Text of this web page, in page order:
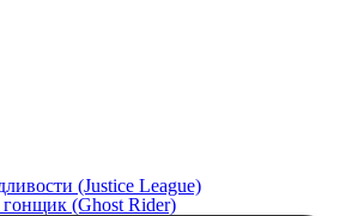
(Justice League)
(Ghost Rider)